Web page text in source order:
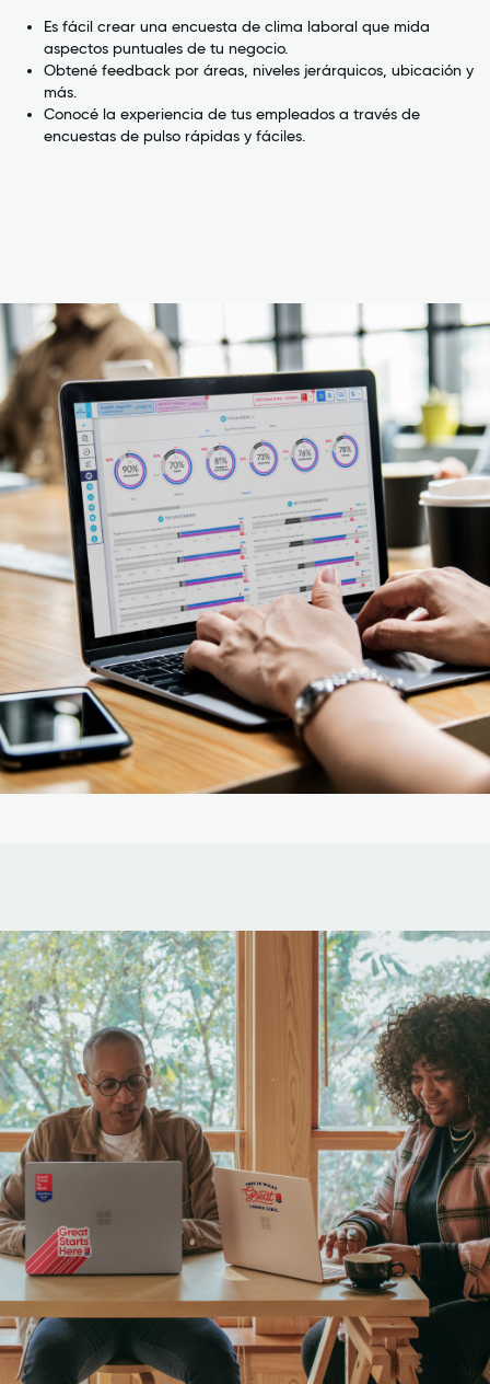
Es fácil crear una encuesta de clima laboral que mida
aspectos puntuales de tu negocio.
Obtené feedback por áreas, niveles jerárquicos, ubicación y
más.
Conocé la experiencia de tus empleados a través de
encuestas de pulso rápidas y fáciles.